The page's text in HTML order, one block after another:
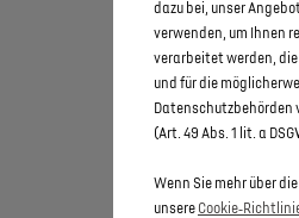
dazu bei, unser
verwenden, um Ihnen
verarbeitet werden,
und für die
Datenschutzbehörden
(Art. 49 Abs. 1 lit. a
Wenn Sie mehr über
unsere